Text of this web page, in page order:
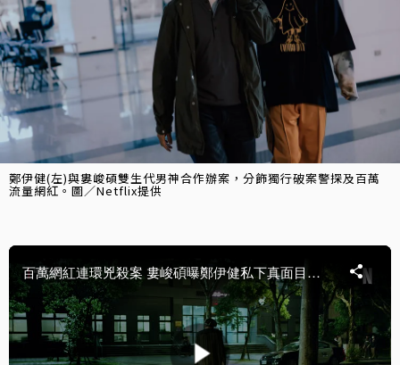
鄭伊健(左)與婁峻碩雙生代男神合作辦案，分飾獨行破案警探及百萬
流量網紅。圖／Netflix提供